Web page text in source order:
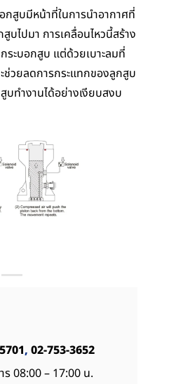
สูบมีหน้าที่ในการนำอากาศที่
บไปมา การเคลื่อนไหวนี้สร้าง
ระบอกสูบ แต่ด้วยเบาะลมที่
วยลดการกระแทกของลูกสูบ
บทำงานได้อย่างเงียบสงบ
, 02-753-3652
ร 08:00 – 17:00 น.